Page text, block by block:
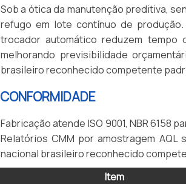
Sob a ótica da manutenção preditiva,
refugo em lote contínuo de
trocador automático reduzem tempo
melhorando previsibilidade
brasileiro reconhecido competente
CONFORMIDADE
Fabricação atende ISO 9001, NBR 6158
Relatórios CMM por amostragem
nacional brasileiro reconhecido
Item